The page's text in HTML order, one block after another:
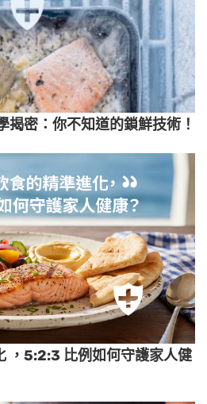
揭密：你不知道的鎖鮮技術！
，5:2:3 比例如何守護家人健